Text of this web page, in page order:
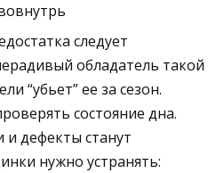
следует
обладатель такой
“убьет” ее за сезон.
состояние дна.
дефекты станут
нужно устранять: